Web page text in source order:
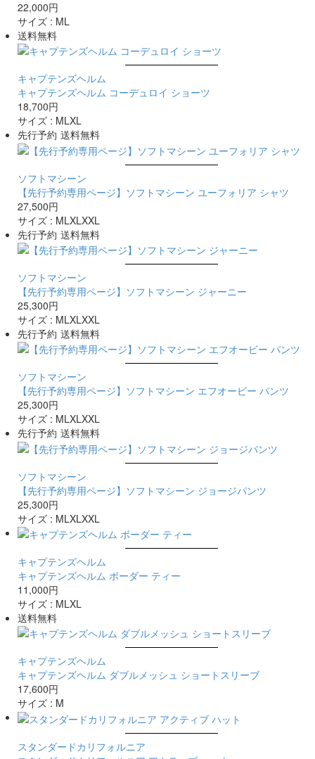
22,000円
サイズ : ML
送料無料
キャプテンズヘルム
キャプテンズヘルム コーデュロイ ショーツ
18,700円
サイズ : MLXL
先行予約 送料無料
ソフトマシーン
【先行予約専用ページ】ソフトマシーン ユーフォリア シャツ
27,500円
サイズ : MLXLXXL
先行予約 送料無料
ソフトマシーン
【先行予約専用ページ】ソフトマシーン ジャーニー
25,300円
サイズ : MLXLXXL
先行予約 送料無料
ソフトマシーン
【先行予約専用ページ】ソフトマシーン エフオービー パンツ
25,300円
サイズ : MLXLXXL
先行予約 送料無料
ソフトマシーン
【先行予約専用ページ】ソフトマシーン ジョージパンツ
25,300円
サイズ : MLXLXXL
キャプテンズヘルム
キャプテンズヘルム ボーダー ティー
11,000円
サイズ : MLXL
送料無料
キャプテンズヘルム
キャプテンズヘルム ダブルメッシュ ショートスリーブ
17,600円
サイズ : M
スタンダードカリフォルニア